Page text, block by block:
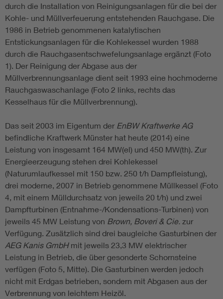
durch die Installation von Reinigungsanlagen für die bei der
Kohle- und Müllverfeuerung entstehenden Rauchgase. Die
1986 in Betrieb genommenen katalytischen
Entstickungsanlagen für die Kohlekessel wurden 1988
durch die Rauchgasentschwefelungsanlage ergänzt (Foto
1). Der Reinigung der Abgase aus der
Müllverbrennungsanlage dient seit 1993 eine hochmoderne
Rauchgaswaschanlage (Foto 2 links, rechts das
Kesselhaus für die Müllverbrennung).
Das seit 2003 im Eigentum der EnBW Kraftwerke AG
befindliche Kraftwerk Münster hat heute (2014) eine
Leistung von insgesamt 164 MW(el) und 450 MW(th). Zur
Energieerzeugung stehen drei Kohlekessel
(Naturumlaufkessel mit 150 bzw. 250 t/h Dampfleistung),
drei moderne, 2007 in Betrieb genommene Müllkessel (Foto
4, mit einem Mülldurchsatz von jeweils 20 t/h) und zwei
Dampfturbinen (Entnahme-/Kondensations-Turbinen) von
jeweils 45 MW Leistung von Brown, Boveri & Cie. zur
Verfügung. Zusätzlich sind drei baugleiche Gasturbinen der
AEG Kanis GmbHmit jeweils 23,3 MW elektrischer
Leistung in Betrieb, die über gesonderte Schornsteine
verfügen (Foto 5, Mitte). Die Gasturbinen werden jedoch
nicht mit Erdgas betrieben, sondern mit Abgasen aus der
Verbrennung von leichtem Heizöl.